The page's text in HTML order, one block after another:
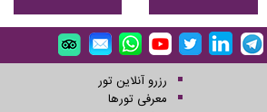
رزرو آنلاین تور
معرفی تورها